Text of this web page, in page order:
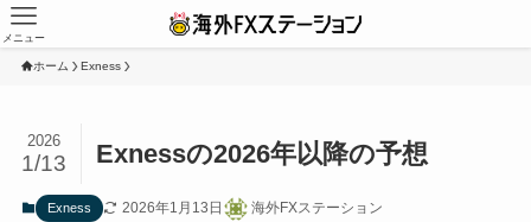
メニュー
ホーム Exness
Exnessの2026年以降の予想
2026
1/13
Exness 2026年1月13日 海外FXステーション